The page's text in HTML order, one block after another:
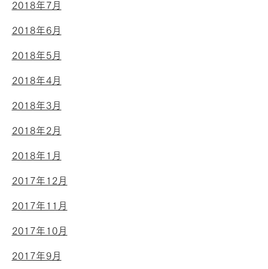
2018年7月
2018年6月
2018年5月
2018年4月
2018年3月
2018年2月
2018年1月
2017年12月
2017年11月
2017年10月
2017年9月